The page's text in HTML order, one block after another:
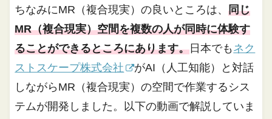
ちなみにMR（複合現実）の良いところは、同じ
MR（複合現実）空間を複数の人が同時に体験す
ることができるところにあります。 日本でも ネク
ストスケープ株式会社
がAI（人工知能）と対話
しながらMR（複合現実）の空間で作業するシス
テムが開発しました。以下の動画で解説していま